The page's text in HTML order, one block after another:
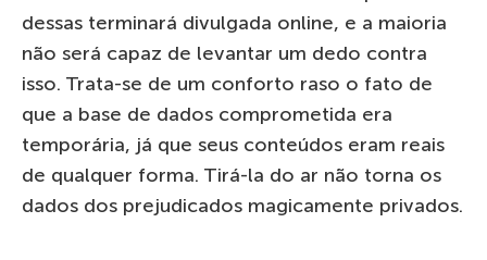
dessas terminará divulgada online, e a maioria
não será capaz de levantar um dedo contra
isso. Trata-se de um conforto raso o fato de
que a base de dados comprometida era
temporária, já que seus conteúdos eram reais
de qualquer forma. Tirá-la do ar não torna os
dados dos prejudicados magicamente privados.